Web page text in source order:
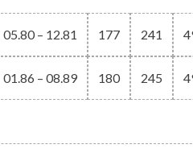
05.80 – 12.81 177 241
01.86 – 08.89 180 245